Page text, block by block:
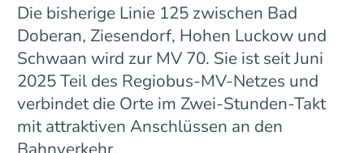
Die bisherige Linie 125 zwischen Bad
Doberan, Ziesendorf, Hohen Luckow und
Schwaan wird zur MV 70. Sie ist seit Juni
2025 Teil des Regiobus-MV-Netzes und
verbindet die Orte im Zwei-Stunden-Takt
mit attraktiven Anschlüssen an den